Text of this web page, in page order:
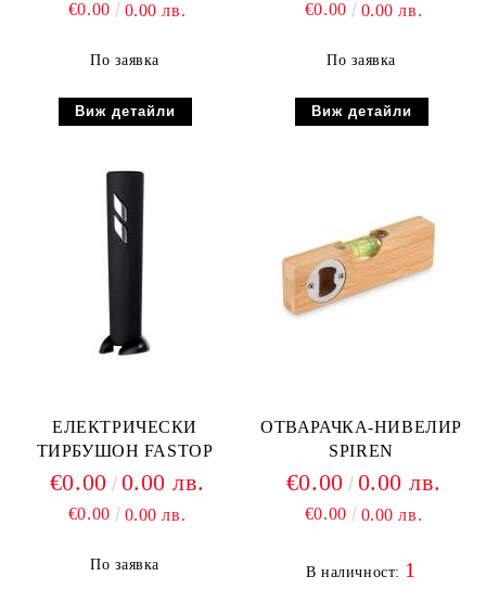
€0.00 0.00 лв.
По заявка
Виж детайли
€0.00 0.00 лв.
По заявка
Виж детайли
ЕЛЕКТРИЧЕСКИ
ТИРБУШОН FASTOP
€0.00 0.00 лв.
€0.00 0.00 лв.
По заявка
ОТВАРАЧКА-НИВЕЛИР
SPIREN
€0.00 0.00 лв.
€0.00 0.00 лв.
В наличност: 1